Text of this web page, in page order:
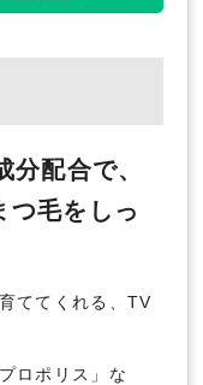
配合で、
つ毛をしっ
ててくれる、TV
ロポリス」な